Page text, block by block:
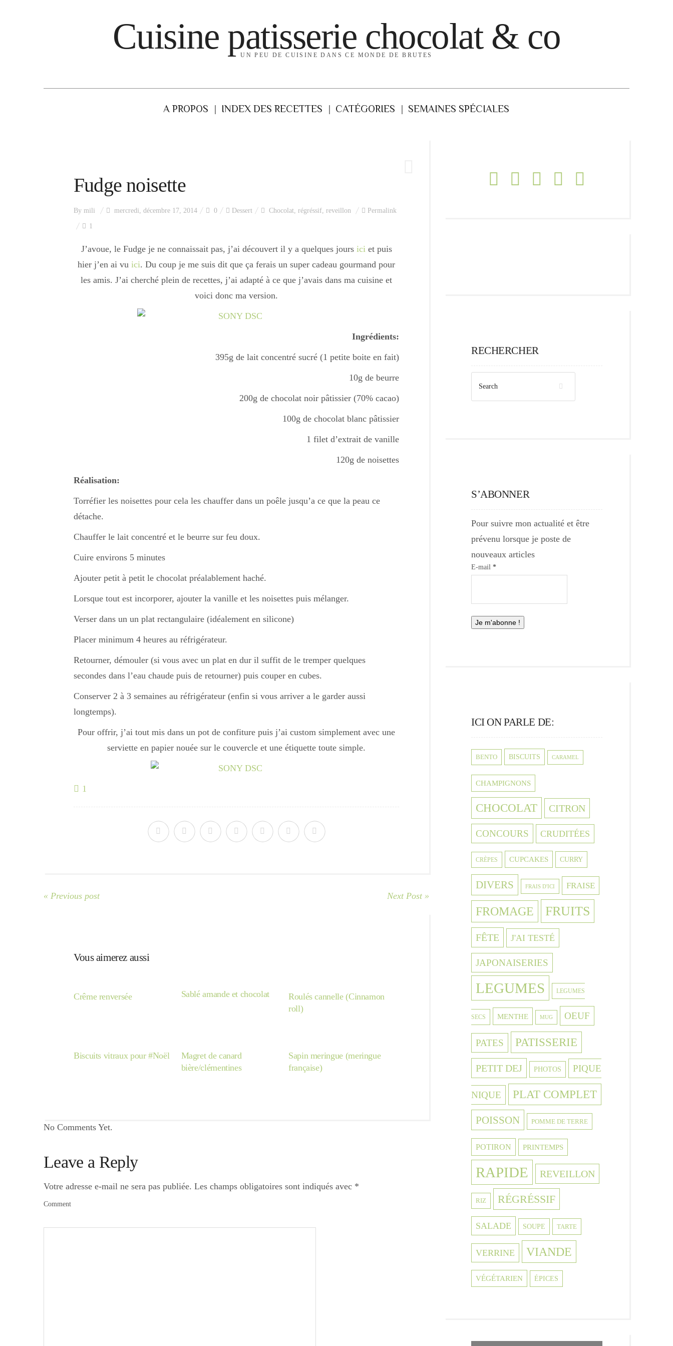
Cuisine patisserie chocolat & co
UN PEU DE CUISINE DANS CE MONDE DE BRUTES
A PROPOS INDEX DES RECETTES CATÉGORIES SEMAINES SPÉCIALES
Fudge noisette
By mili mercredi, décembre 17, 2014 0 Dessert Chocolat, régréssif, reveillon Permalink
1
J’avoue, le Fudge je ne connaissait pas, j’ai découvert il y a quelques jours iciet puis
hier j’en ai vu ici. Du coup je me suis dit que ça ferais un super cadeau gourmand pour
les amis. J’ai cherché plein de recettes, j’ai adapté à ce que j’avais dans ma cuisine et
voici donc ma version.
Ingrédients:
395g de lait concentré sucré (1 petite boite en fait)
10g de beurre
200g de chocolat noir pâtissier (70% cacao)
100g de chocolat blanc pâtissier
1 filet d’extrait de vanille
120g de noisettes
Réalisation:
Torréfier les noisettes pour cela les chauffer dans un poêle jusqu’a ce que la peau ce
détache.
Chauffer le lait concentré et le beurre sur feu doux.
Cuire environs 5 minutes
Ajouter petit à petit le chocolat préalablement haché.
Lorsque tout est incorporer, ajouter la vanille et les noisettes puis mélanger.
Verser dans un un plat rectangulaire (idéalement en silicone)
Placer minimum 4 heures au réfrigérateur.
Retourner, démouler (si vous avec un plat en dur il suffit de le tremper quelques
secondes dans l’eau chaude puis de retourner) puis couper en cubes.
Conserver 2 à 3 semaines au réfrigérateur (enfin si vous arriver a le garder aussi
longtemps).
Pour offrir, j’ai tout mis dans un pot de confiture puis j’ai custom simplement avec une
serviette en papier nouée sur le couvercle et une étiquette toute simple.
1
« Previous post Next Post »
Vous aimerez aussi
Crême renversée Sablé amande et chocolat
Roulés cannelle (Cinnamon
roll)
Biscuits vitraux pour #Noël
Magret de canard
bière/clémentines
Sapin meringue (meringue
française)
No Comments Yet.
Leave a Reply
Votre adresse e-mail ne sera pas publiée. Les champs obligatoires sont indiqués avec *
Comment
RECHERCHER
S’ABONNER
Pour suivre mon actualité et être
prévenu lorsque je poste de
nouveaux articles
E-mail *
ICI ON PARLE DE:
BENTO BISCUITS CARAMEL
CHAMPIGNONS
CHOCOLAT CITRON
CONCOURS CRUDITÉES
CRÈPES CUPCAKES CURRY
DIVERS FRAIS D'ICI FRAISE
FROMAGE FRUITS
FÊTE J'AI TESTÉ
JAPONAISERIES
LEGUMES LEGUMES
SECS MENTHE MUG OEUF
PATES PATISSERIE
PETIT DEJ PHOTOS PIQUE
NIQUE PLAT COMPLET
POISSON POMME DE TERRE
POTIRON PRINTEMPS
RAPIDE REVEILLON
RIZ RÉGRÉSSIF
SALADE SOUPE TARTE
VERRINE VIANDE
VÉGÉTARIEN ÉPICES